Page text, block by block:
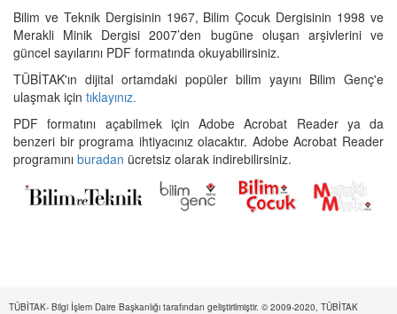
Bilim ve Teknik Dergisinin 1967, Bilim Çocuk Dergisinin 1998 ve
Merakli Minik Dergisi 2007’den bugüne oluşan arşivlerini ve
güncel sayılarını PDF formatında okuyabilirsiniz.
TÜBİTAK'ın dijital ortamdaki popüler bilim yayını Bilim Genç'e
ulaşmak için tıklayınız.
PDF formatını açabilmek için Adobe Acrobat Reader ya da
benzeri bir programa ihtiyacınız olacaktır. Adobe Acrobat Reader
programını buradan ücretsiz olarak indirebilirsiniz.
TÜBİTAK- Bilgi İşlem Daire Başkanlığı tarafından geliştirilmiştir. © 2009-2020, TÜBİTAK